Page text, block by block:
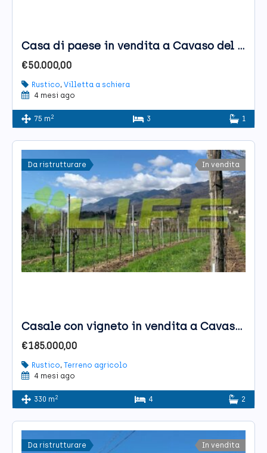
Casa di paese in vendita a Cavaso del Tomba
€50.000,00
Rustico, Villetta a schiera
4 mesi ago
75 m2 3 1
Da ristrutturare In vendita
Casale con vigneto in vendita a Cavaso del Tomba
€185.000,00
Rustico, Terreno agricolo
4 mesi ago
330 m2 4 2
Da ristrutturare In vendita